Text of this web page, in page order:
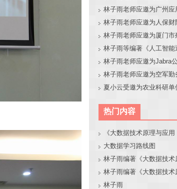
热门内容
大数据学习路线图
林子雨